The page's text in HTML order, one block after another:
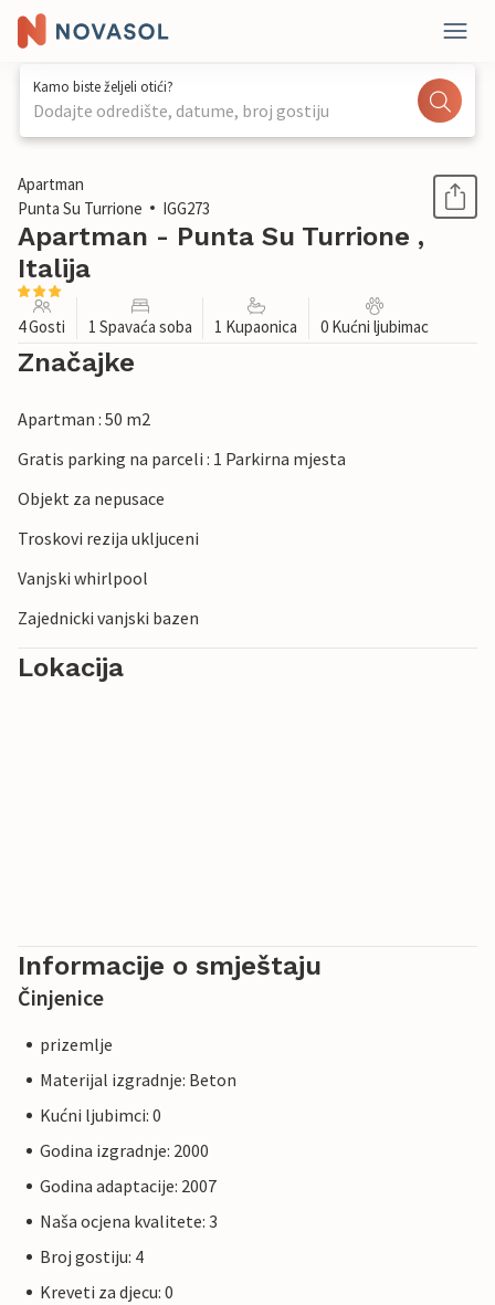
Kamo biste željeli otići?
Dodajte odredište, datume, broj gostiju
1 / 17
Apartman
Punta Su Turrione
IGG273
Apartman - Punta Su Turrione ,
Italija
4 Gosti 1 Spavaća soba 1 Kupaonica 0 Kućni ljubimac
Značajke
Apartman : 50 m2
Gratis parking na parceli : 1 Parkirna mjesta
Objekt za nepusace
Troskovi rezija ukljuceni
Vanjski whirlpool
Zajednicki vanjski bazen
Lokacija
Informacije o smještaju
Činjenice
prizemlje
Materijal izgradnje: Beton
Kućni ljubimci: 0
Godina izgradnje: 2000
Godina adaptacije: 2007
Naša ocjena kvalitete: 3
Broj gostiju: 4
Kreveti za djecu: 0